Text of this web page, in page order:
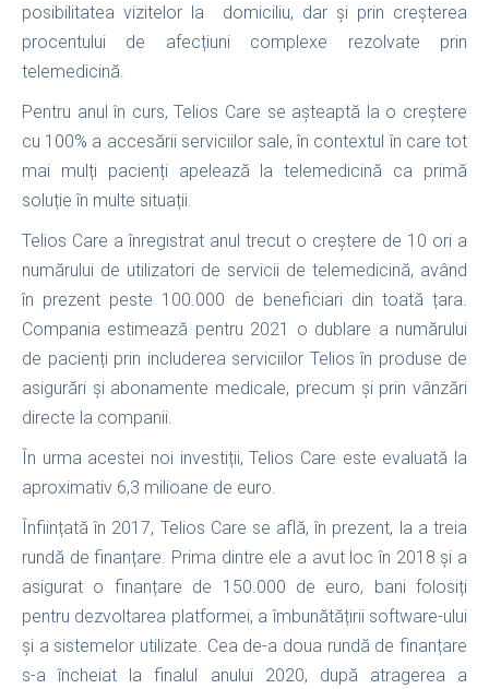
posibilitatea vizitelor la domiciliu, dar și prin creșterea
procentului de afecțiuni complexe rezolvate prin
telemedicină.
Pentru anul în curs, Telios Care se așteaptă la o creștere
cu 100% a accesării serviciilor sale, în contextul în care tot
mai mulți pacienți apelează la telemedicină ca primă
soluție în multe situații.
Telios Care a înregistrat anul trecut o creștere de 10 ori a
numărului de utilizatori de servicii de telemedicină, având
în prezent peste 100.000 de beneficiari din toată țara.
Compania estimează pentru 2021 o dublare a numărului
de pacienți prin includerea serviciilor Telios în produse de
asigurări și abonamente medicale, precum și prin vânzări
directe la companii.
În urma acestei noi investiții, Telios Care este evaluată la
aproximativ 6,3 milioane de euro.
Înființată în 2017, Telios Care se află, în prezent, la a treia
rundă de finanțare. Prima dintre ele a avut loc în 2018 și a
asigurat o finanțare de 150.000 de euro, bani folosiți
pentru dezvoltarea platformei, a îmbunătățirii software-ului
și a sistemelor utilizate. Cea de-a doua rundă de finanțare
s-a încheiat la finalul anului 2020, după atragerea a